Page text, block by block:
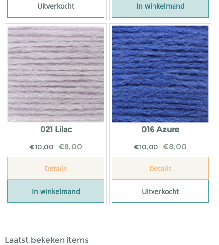
Uitverkocht In winkelmand
021 Lilac
€10,00 €8,00
Details
In winkelmand
016 Azure
€10,00 €8,00
Details
Uitverkocht
Laatst bekeken items